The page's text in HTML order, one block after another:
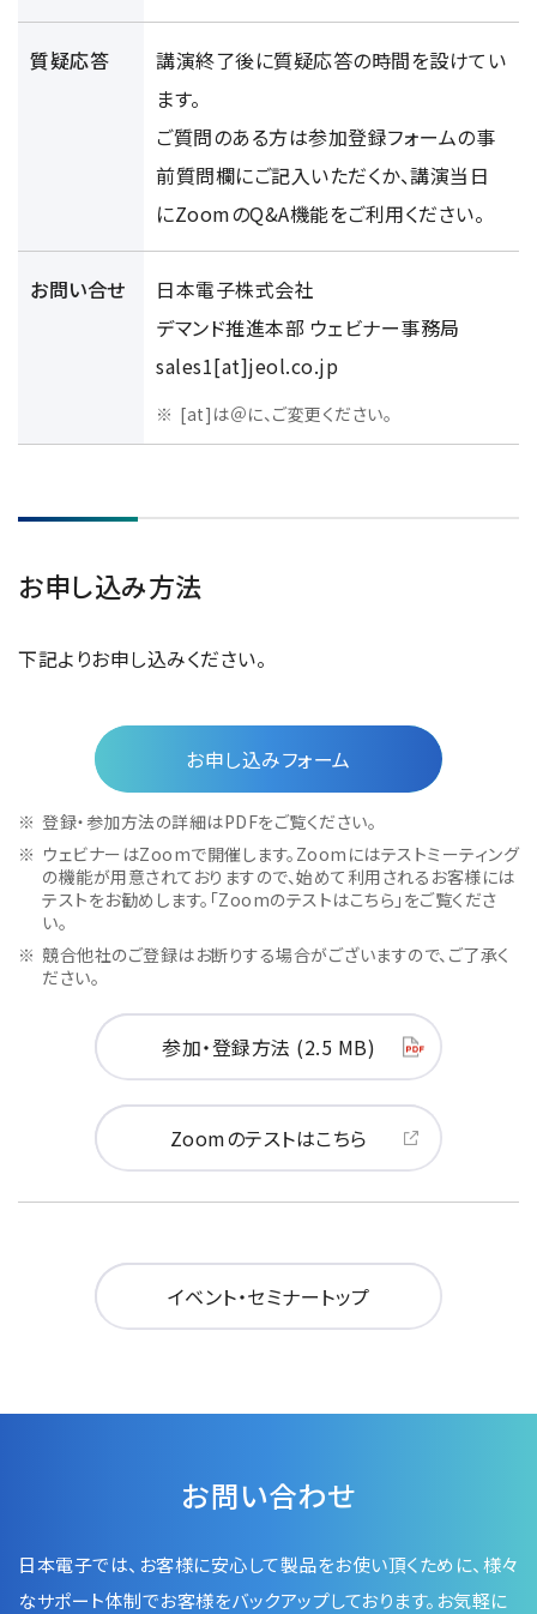
用語集
お薦め消耗品
質疑応答
講演終了後に質疑応答の時間を設けてい
ます。
ご質問のある方は参加登録フォームの事
前質問欄にご記入いただくか、講演当日
にZoomのQ&A機能をご利用ください。
お問い合せ
日本電子株式会社
デマンド推進本部 ウェビナー事務局
sales1[at]jeol.co.jp
[at]は＠に、ご変更ください。
お申し込み方法
下記よりお申し込みください。
お申し込みフォーム
登録・参加方法の詳細はPDFをご覧ください。
ウェビナーはZoomで開催します。Zoomにはテストミーティング
の機能が用意されておりますので、始めて利用されるお客様には
テストをお勧めします。「Zoomのテストはこちら」をご覧くださ
い。
競合他社のご登録はお断りする場合がございますので、ご了承く
ださい。
参加・登録方法 (2.5 MB)
Zoomのテストはこちら
イベント・セミナートップ
お問い合わせ
日本電子では、お客様に安心して製品をお使い頂くために、 様々
なサポート体制でお客様をバックアップしております。お気軽に